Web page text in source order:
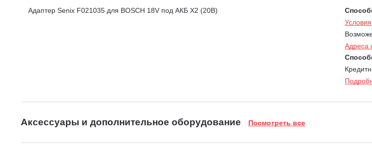
Адаптер Senix F021035 для BOSCH 18V под АКБ X2 (20В)
Адреса
Аксессуары и дополнительное оборудование Посмотреть все